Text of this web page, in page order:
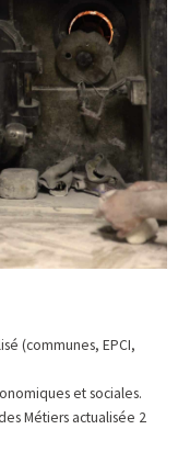
(communes, EPCI,
et sociales.
Métiers actualisée 2